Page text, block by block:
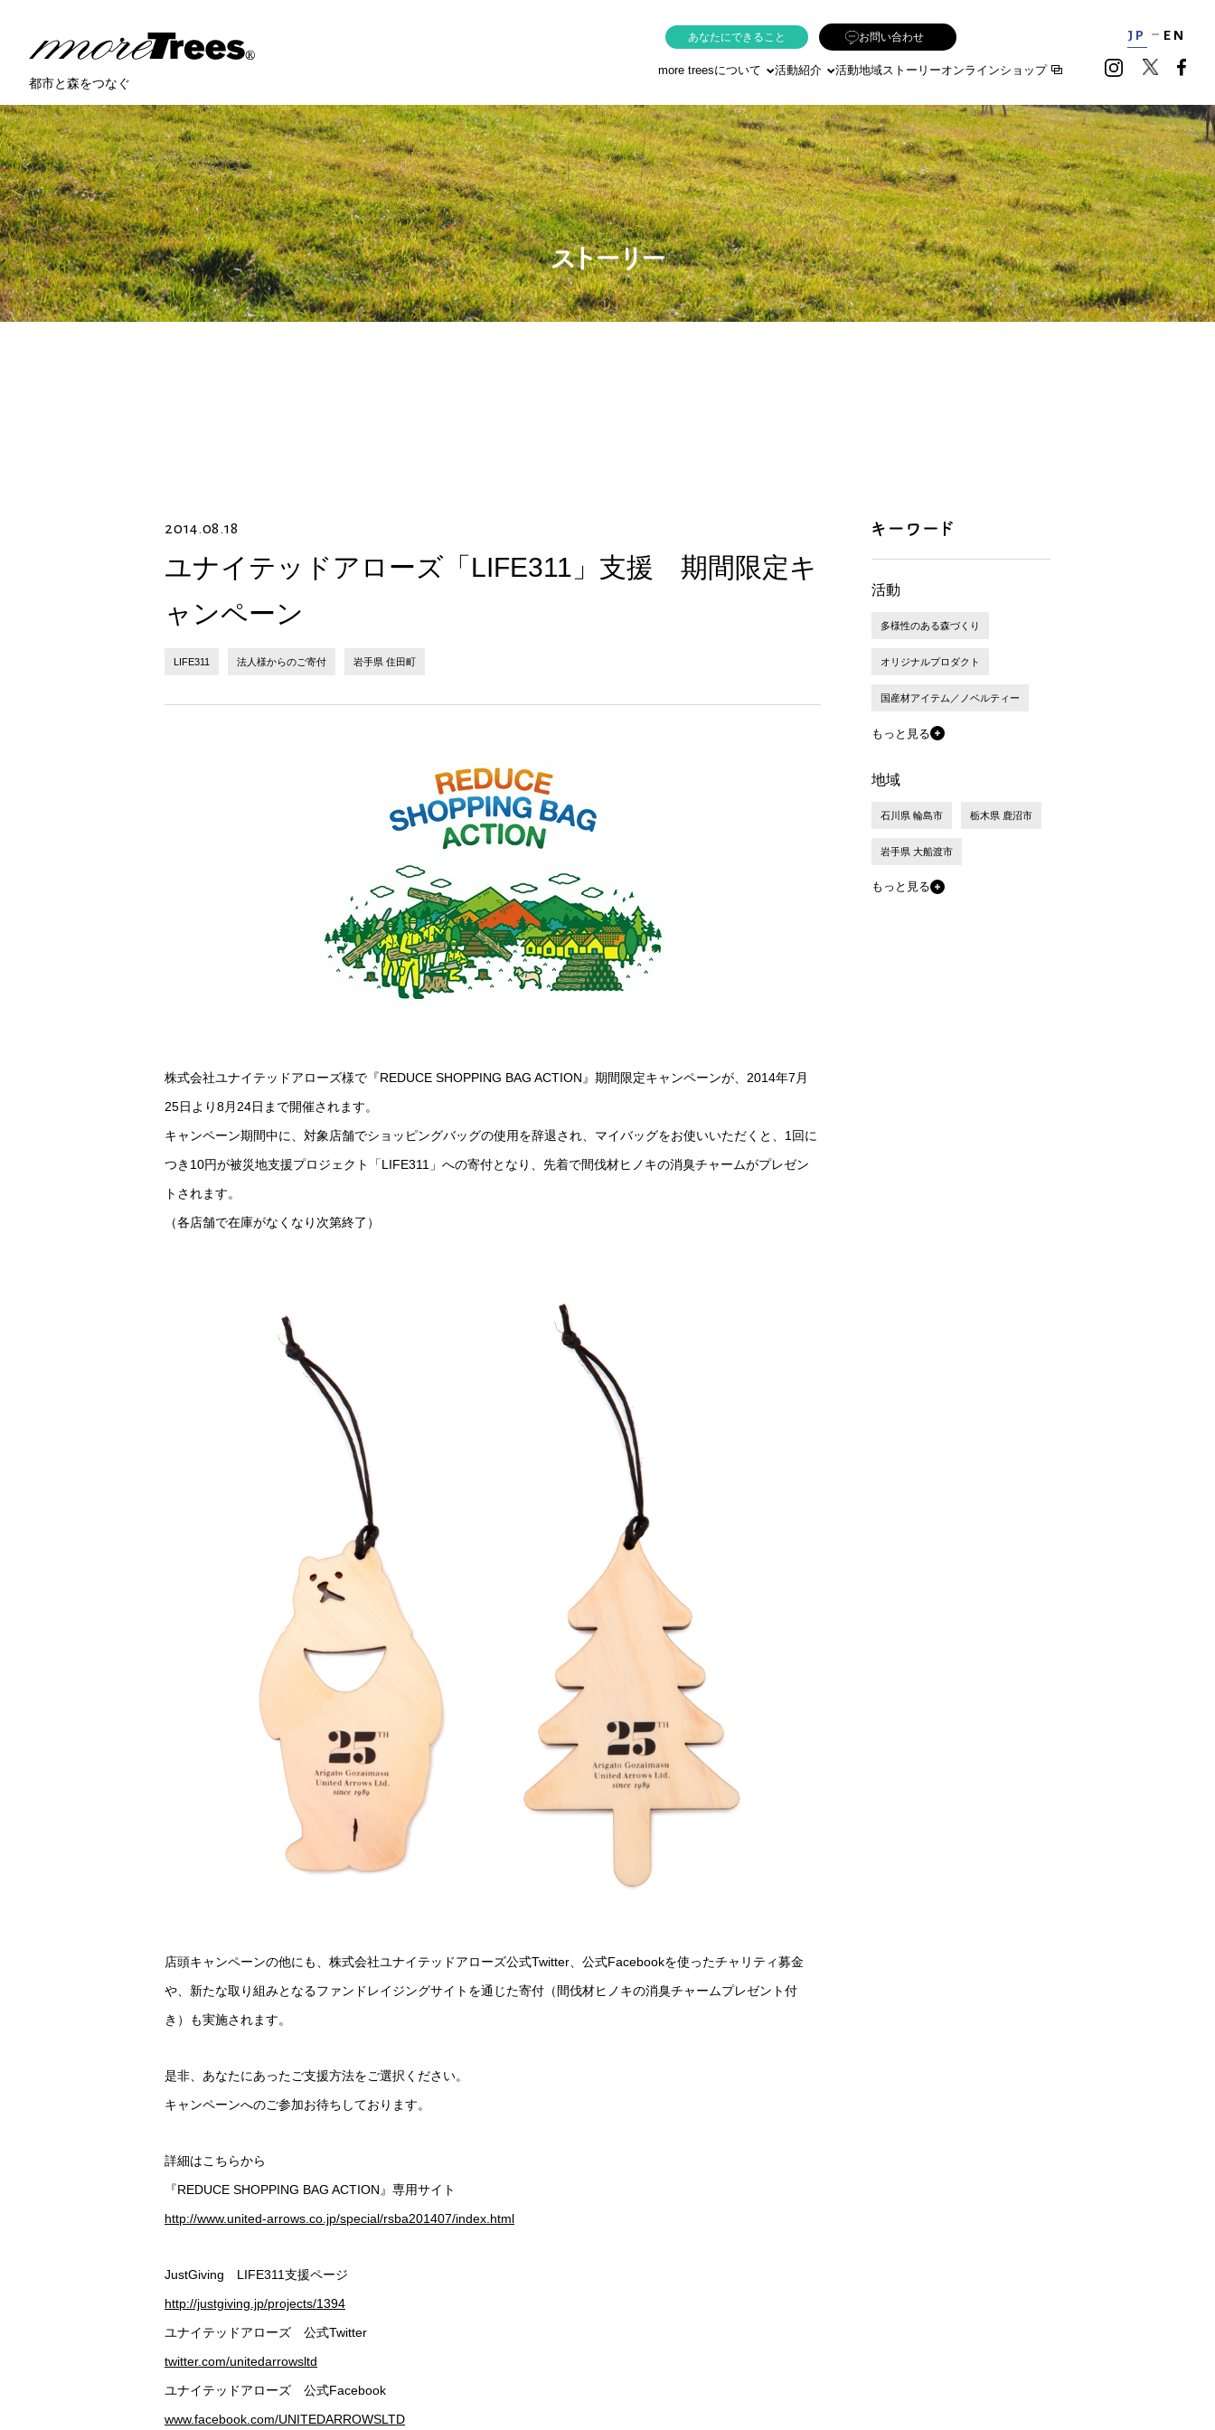
都市と森をつなぐ
more treesについて 活動紹介 活動地域ストーリーオンラインショップ
あなたにできること お問い合わせ JP EN
2014.08.18
ユナイテッドアローズ「LIFE311」支援 期間限定キ
ャンペーン
LIFE311 法人様からのご寄付 岩手県 住田町
株式会社ユナイテッドアローズ様で『REDUCE SHOPPING BAG ACTION』期間限定キャンペーンが、2014年7月
25日より8月24日まで開催されます。
キャンペーン期間中に、対象店舗でショッピングバッグの使用を辞退され、マイバッグをお使いいただくと、1回に
つき10円が被災地支援プロジェクト「LIFE311」への寄付となり、先着で間伐材ヒノキの消臭チャームがプレゼン
トされます。
（各店舗で在庫がなくなり次第終了）
店頭キャンペーンの他にも、株式会社ユナイテッドアローズ公式Twitter、公式Facebookを使ったチャリティ募金
や、新たな取り組みとなるファンドレイジングサイトを通じた寄付（間伐材ヒノキの消臭チャームプレゼント付
き）も実施されます。
是非、あなたにあったご支援方法をご選択ください。
キャンペーンへのご参加お待ちしております。
詳細はこちらから
『REDUCE SHOPPING BAG ACTION』専用サイト
http://www.united-arrows.co.jp/special/rsba201407/index.html
JustGiving LIFE311支援ページ
http://justgiving.jp/projects/1394
ユナイテッドアローズ 公式Twitter
twitter.com/unitedarrowsltd
ユナイテッドアローズ 公式Facebook
www.facebook.com/UNITEDARROWSLTD
活動
多様性のある森づくり
オリジナルプロダクト
国産材アイテム／ノベルティー
もっと見る
地域
石川県 輪島市 栃木県 鹿沼市
岩手県 大船渡市
もっと見る